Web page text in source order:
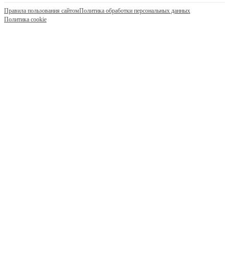
Правила пользования сайтомПолитика обработки персональных данных
Политика cookie